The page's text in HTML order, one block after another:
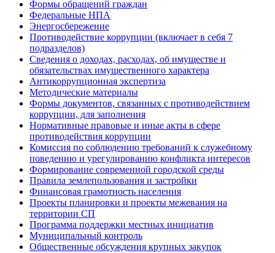
Формы обращений граждан
Федеральные НПА
Энергосбережение
Противодействие коррупции (включает в себя 7
подразделов)
Сведения о доходах, расходах, об имуществе и
обязательствах имущественного характера
Антикоррупционная экспертиза
Методические материалы
Формы документов, связанных с противодействием
коррупции, для заполнения
Нормативные правовые и иные акты в сфере
противодействия коррупции
Комиссия по соблюдению требований к служебному
поведению и урегулированию конфликта интересов
Формирование современной городской среды
Правила землепользования и застройки
Финансовая грамотность населения
Проекты планировки и проекты межевания на
территории СП
Программа поддержки местных инициатив
Муниципальный контроль
Общественные обсуждения крупных закупок